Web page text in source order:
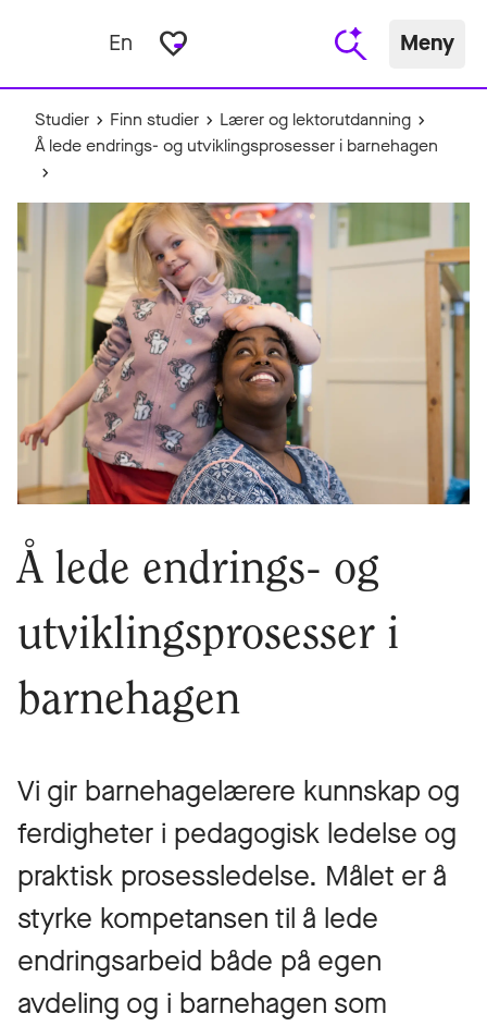
En favorite_border Meny
Studier Finn studier
Lærer og lektorutdanning
Å lede endrings- og utviklingsprosesser i barnehagen
Å lede endrings- og
utviklingsprosesser i
barnehagen
Vi gir barnehagelærere kunnskap og
ferdigheter i pedagogisk ledelse og
praktisk prosessledelse. Målet er å
styrke kompetansen til å lede
endringsarbeid både på egen
avdeling og i barnehagen som